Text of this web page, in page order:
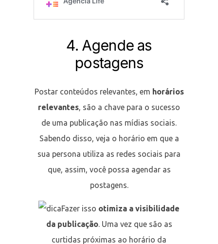
4. Agende as
postagens
Postar conteúdos relevantes, em horários
relevantes, são a chave para o sucesso
de uma publicação nas mídias sociais.
Sabendo disso, veja o horário em que a
sua persona utiliza as redes sociais para
que, assim, você possa agendar as
postagens.
Fazer isso otimiza a visibilidade
da publicação. Uma vez que são as
curtidas próximas ao horário da